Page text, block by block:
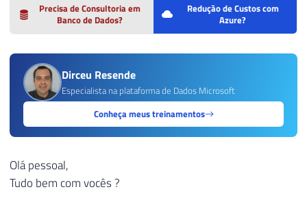
Precisa de Consultoria em
Banco de Dados?
Redução de Custos com
Azure?
Dirceu Resende
Especialista na plataforma de Dados Microsoft
Conheça meus treinamentos
Olá pessoal,
Tudo bem com vocês ?